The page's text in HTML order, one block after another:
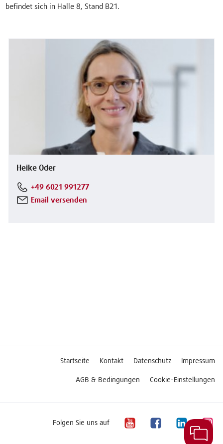
befindet sich in Halle 8, Stand B21.
Heike Oder
+49 6021 991277
Email versenden
Startseite Kontakt Datenschutz Impressum
AGB & Bedingungen Cookie-Einstellungen
Folgen Sie uns auf